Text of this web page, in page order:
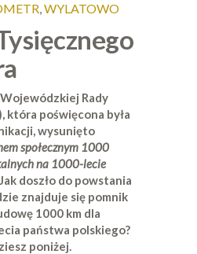
,WYLATOWO
Rady
która poświęcona była
wysunięto
społecznym 1000
na 1000-lecie
doszło do powstania
znajduje się pomnik
1000 km dla
państwa polskiego?
poniżej.